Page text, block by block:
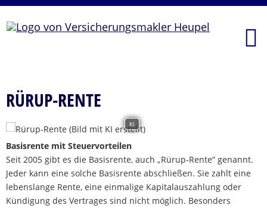
RÜRUP-RENTE
KI
Basisrente mit Steuervorteilen
Seit 2005 gibt es die Basisrente, auch „Rürup-Rente“ genannt.
Jeder kann eine solche Basisrente abschließen. Sie zahlt eine
lebenslange Rente, eine einmalige Kapitalauszahlung oder
Kündigung des Vertrages sind nicht möglich. Besonders